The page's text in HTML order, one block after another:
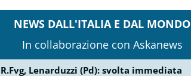
NEWS DALL'ITALIA E DAL MONDO
In collaborazione con Askanews
R.Fvg, Lenarduzzi (Pd): svolta immediata